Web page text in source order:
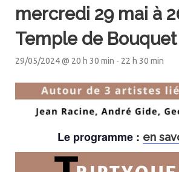
mercredi 29 mai à
Temple de Bouquet
29/05/2024 @ 20 h 30 min - 22 h 30 min
Le programme : en